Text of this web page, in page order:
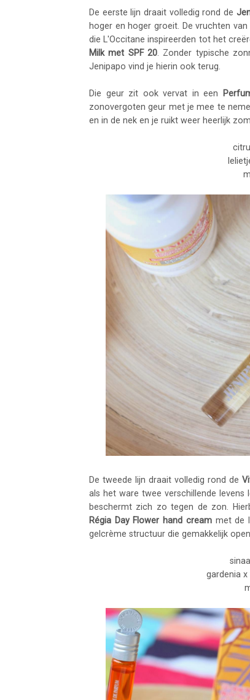
De eerste lijn draait volledig rond de
hoger en hoger groeit. De vruchten
die L'Occitane inspireerden tot het
Milk met SPF 20. Zonder typische
Jenipapo vind je hierin ook terug.
Die geur zit ook vervat in een
zonovergoten geur met je mee te
en in de nek en je ruikt weer heerlijk
De tweede lijn draait volledig rond de
als het ware twee verschillende
beschermt zich zo tegen de zon.
Régia Day Flower hand creammet de
gelcrème structuur die gemakkelijk
gardenia